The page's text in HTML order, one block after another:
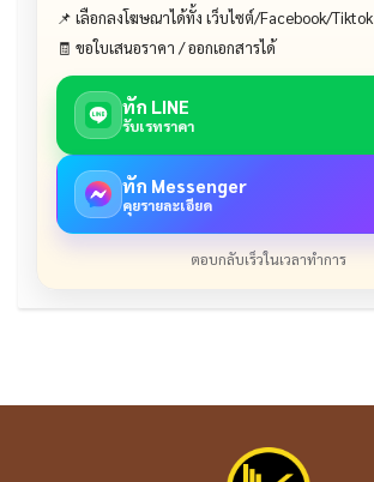
📌 เลือกลงโฆษณาได้ทั้ง เว็บไซต์/Facebook/Tiktok
🧾 ขอใบเสนอราคา / ออกเอกสารได้
ทัก LINE
รับเรทราคา
ทัก Messenger
คุยรายละเอียด
ตอบกลับเร็วในเวลาทำการ